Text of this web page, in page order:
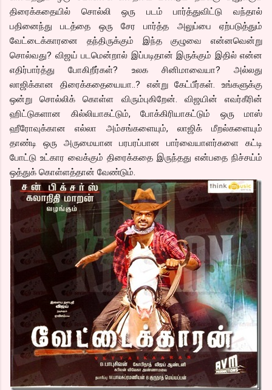
திரைக்கதையில் சொல்லி ஒரு படம் பார்த்துவிட்டு வந்தால்
பதினைந்து படத்தை ஒரு சேர பார்த்த அலுப்பை ஏற்படுத்தும்
வேட்டைக்காரனை தந்திருக்கும் இந்த குழுவை என்னவென்று
சொல்வது? விஜய் படமென்றால் இப்படிதான் இருக்கும் இதில் என்ன
எதிர்பார்த்து போகிறீர்கள்? உலக சினிமாவையா? அல்லது
லாஜிக்கான திரைக்கதையையா..? என்று கேட்பீர்கள். உங்களுக்கு
ஒன்று சொல்லிக் கொள்ள விரும்புகிறேன். விஜயின் எவர்கீரின்
ஹிட்டுகளான கில்லியாகட்டும், போக்கிரியாகட்டும் ஒரு மாஸ்
ஹீரோவுக்கான எல்லா அம்சங்களையும், லாஜிக் மீறல்களையும்
தாண்டி ஒரு அருமையான பரபரப்பான பார்வையாளர்களை கட்டி
போட்டு உட்கார வைக்கும் திரைக்கதை இருந்தது என்பதை நிச்சய்ம்
ஒத்துக் கொள்ளத்தான் வேண்டும்.